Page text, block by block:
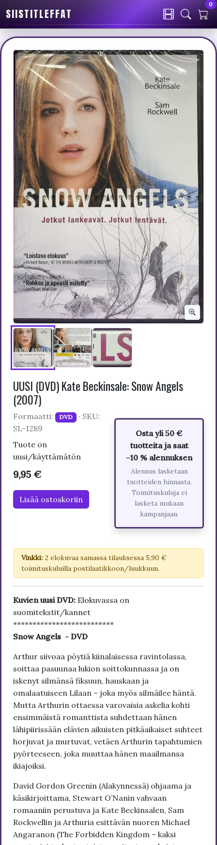
SIISTITLEFFAT
0
UUSI (DVD) Kate Beckinsale: Snow Angels
(2007)
Formaatti: DVD · SKU:
SL-1289
Tuote on
uusi/käyttämätön
9,95 €
Lisää ostoskoriin
Osta yli 50 €
tuotteita ja saat
-10 % alennuksen
Alennus lasketaan
tuotteiden hinnasta.
Toimituskuluja ei
lasketa mukaan
kampanjaan.
Vinkki: 2 elokuvaa samassa tilauksessa 5,90 €
toimituskuluilla postilaatikkoon/luukkuun.
Kuvien uusi DVD: Elokuvassa on
suomitekstit/kannet
**************************
Snow Angels - DVD
Arthur siivoaa pöytiä kiinalaisessa ravintolassa,
soittaa pasuunaa lukion soittokunnassa ja on
iskenyt silmänsä fiksuun, hauskaan ja
omalaatuiseen Lilaan – joka myös silmäilee häntä.
Mutta Arthurin ottaessa varovaisia askelia kohti
ensimmäistä romanttista suhdettaan hänen
lähipiirissään elävien aikuisten pitkäaikaiset suhteet
horjuvat ja murtuvat, vetäen Arthurin tapahtumien
pyörteeseen, joka muuttaa hänen maailmansa
ikiajoiksi.
David Gordon Greenin (Alakynnessä) ohjaama ja
käsikirjoittama, Stewart O’Nanin vahvaan
romaaniin perustuva ja Kate Beckinsalen, Sam
Rockwellin ja Arthuria esittävän nuoren Michael
Angaranon (The Forbidden Kingdom – kaksi